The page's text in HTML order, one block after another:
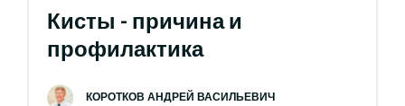
Кисты - причина и
профилактика
КОРОТКОВ АНДРЕЙ ВАСИЛЬЕВИЧ